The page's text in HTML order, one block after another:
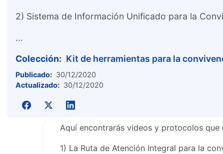
2) Sistema de Información Unificado para la
...
Colección: Kit de herramientas para la
Publicado: 30/12/2020
Actualizado: 30/12/2020
Aquí encontrarás videos y protocolos que
1) La Ruta de Atención Integral para la